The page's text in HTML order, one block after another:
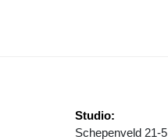
Studio:
Schepenveld 21-5